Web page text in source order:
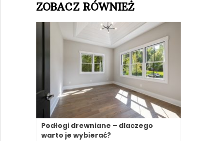
ZOBACZ RÓWNIEŻ
Podłogi drewniane – dlaczego
warto je wybierać?